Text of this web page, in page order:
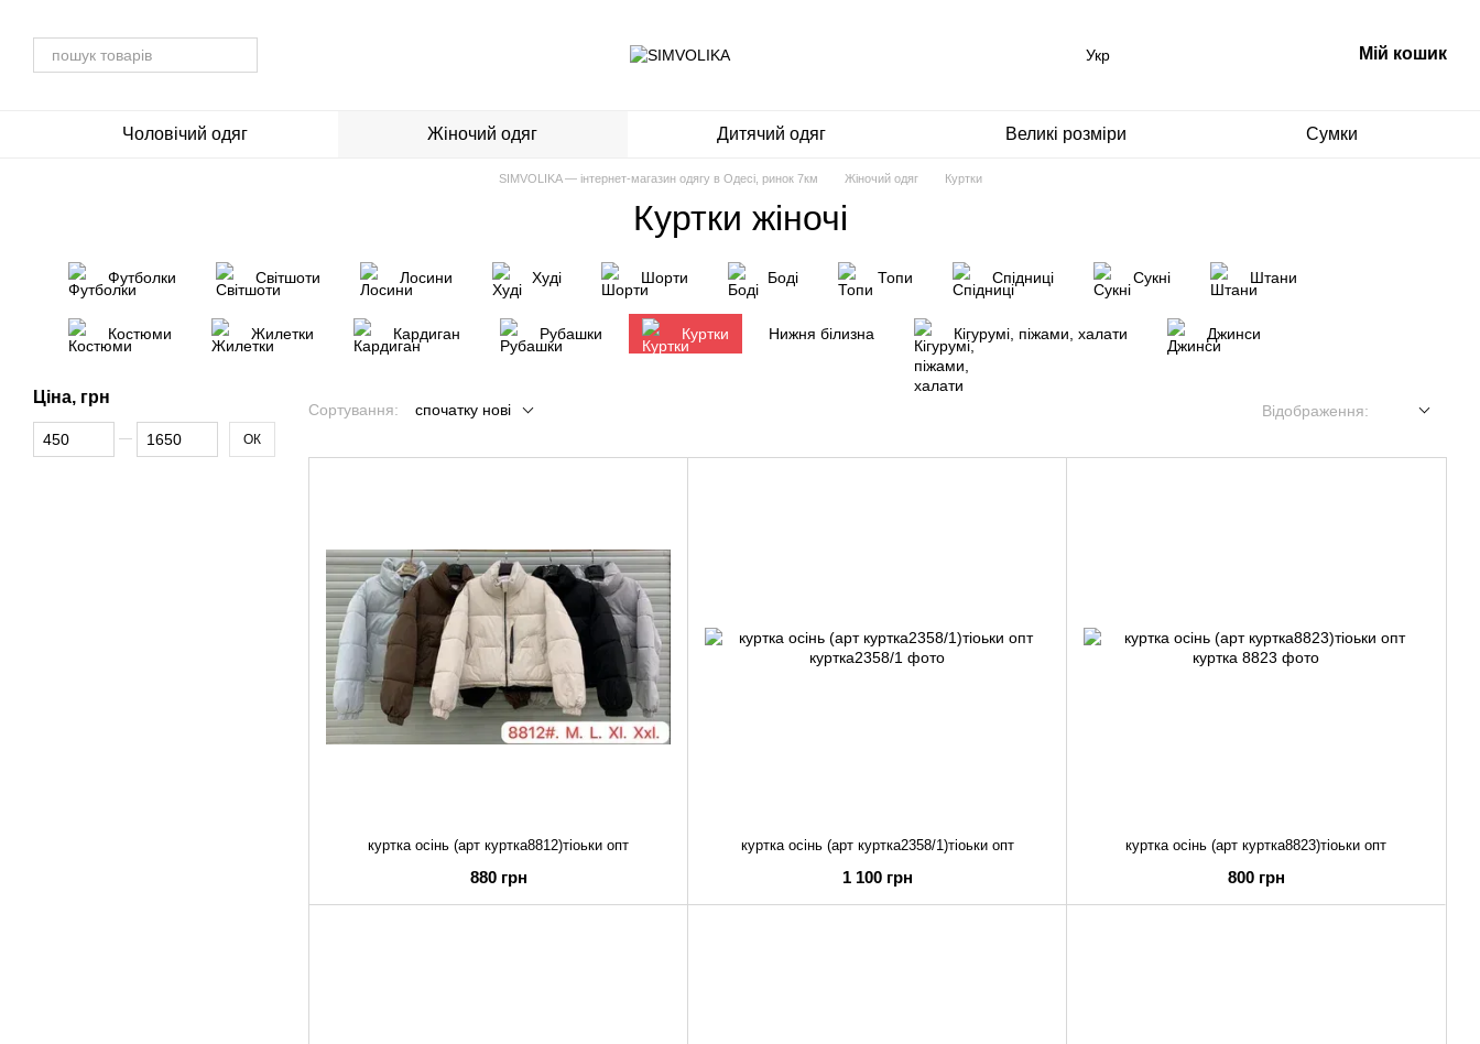
Укр Мій кошик
Чоловічий одяг Жіночий одяг Дитячий одяг Великі розміри Сумки
SIMVOLIKA — інтернет-магазин одягу в Одесі, ринок 7км Жіночий одяг Куртки
Куртки жіночі
Футболки Світшоти Лосини Худі Шорти Боді Топи Спідниці Сукні Штани
Костюми Жилетки Кардиган Рубашки Куртки Нижня білизна Кігурумі, піжами, халати Джинси
Сортування: спочатку нові Відображення:
куртка осінь (арт куртка8812)тіоьки опт
880 грн
куртка осінь (арт куртка2358/1)тіоьки опт
1 100 грн
куртка осінь (арт куртка8823)тіоьки опт
800 грн
Ціна, грн
Від Ціна, грн
До Ціна, грн ОК